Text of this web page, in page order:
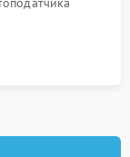
отпечатка
запекания